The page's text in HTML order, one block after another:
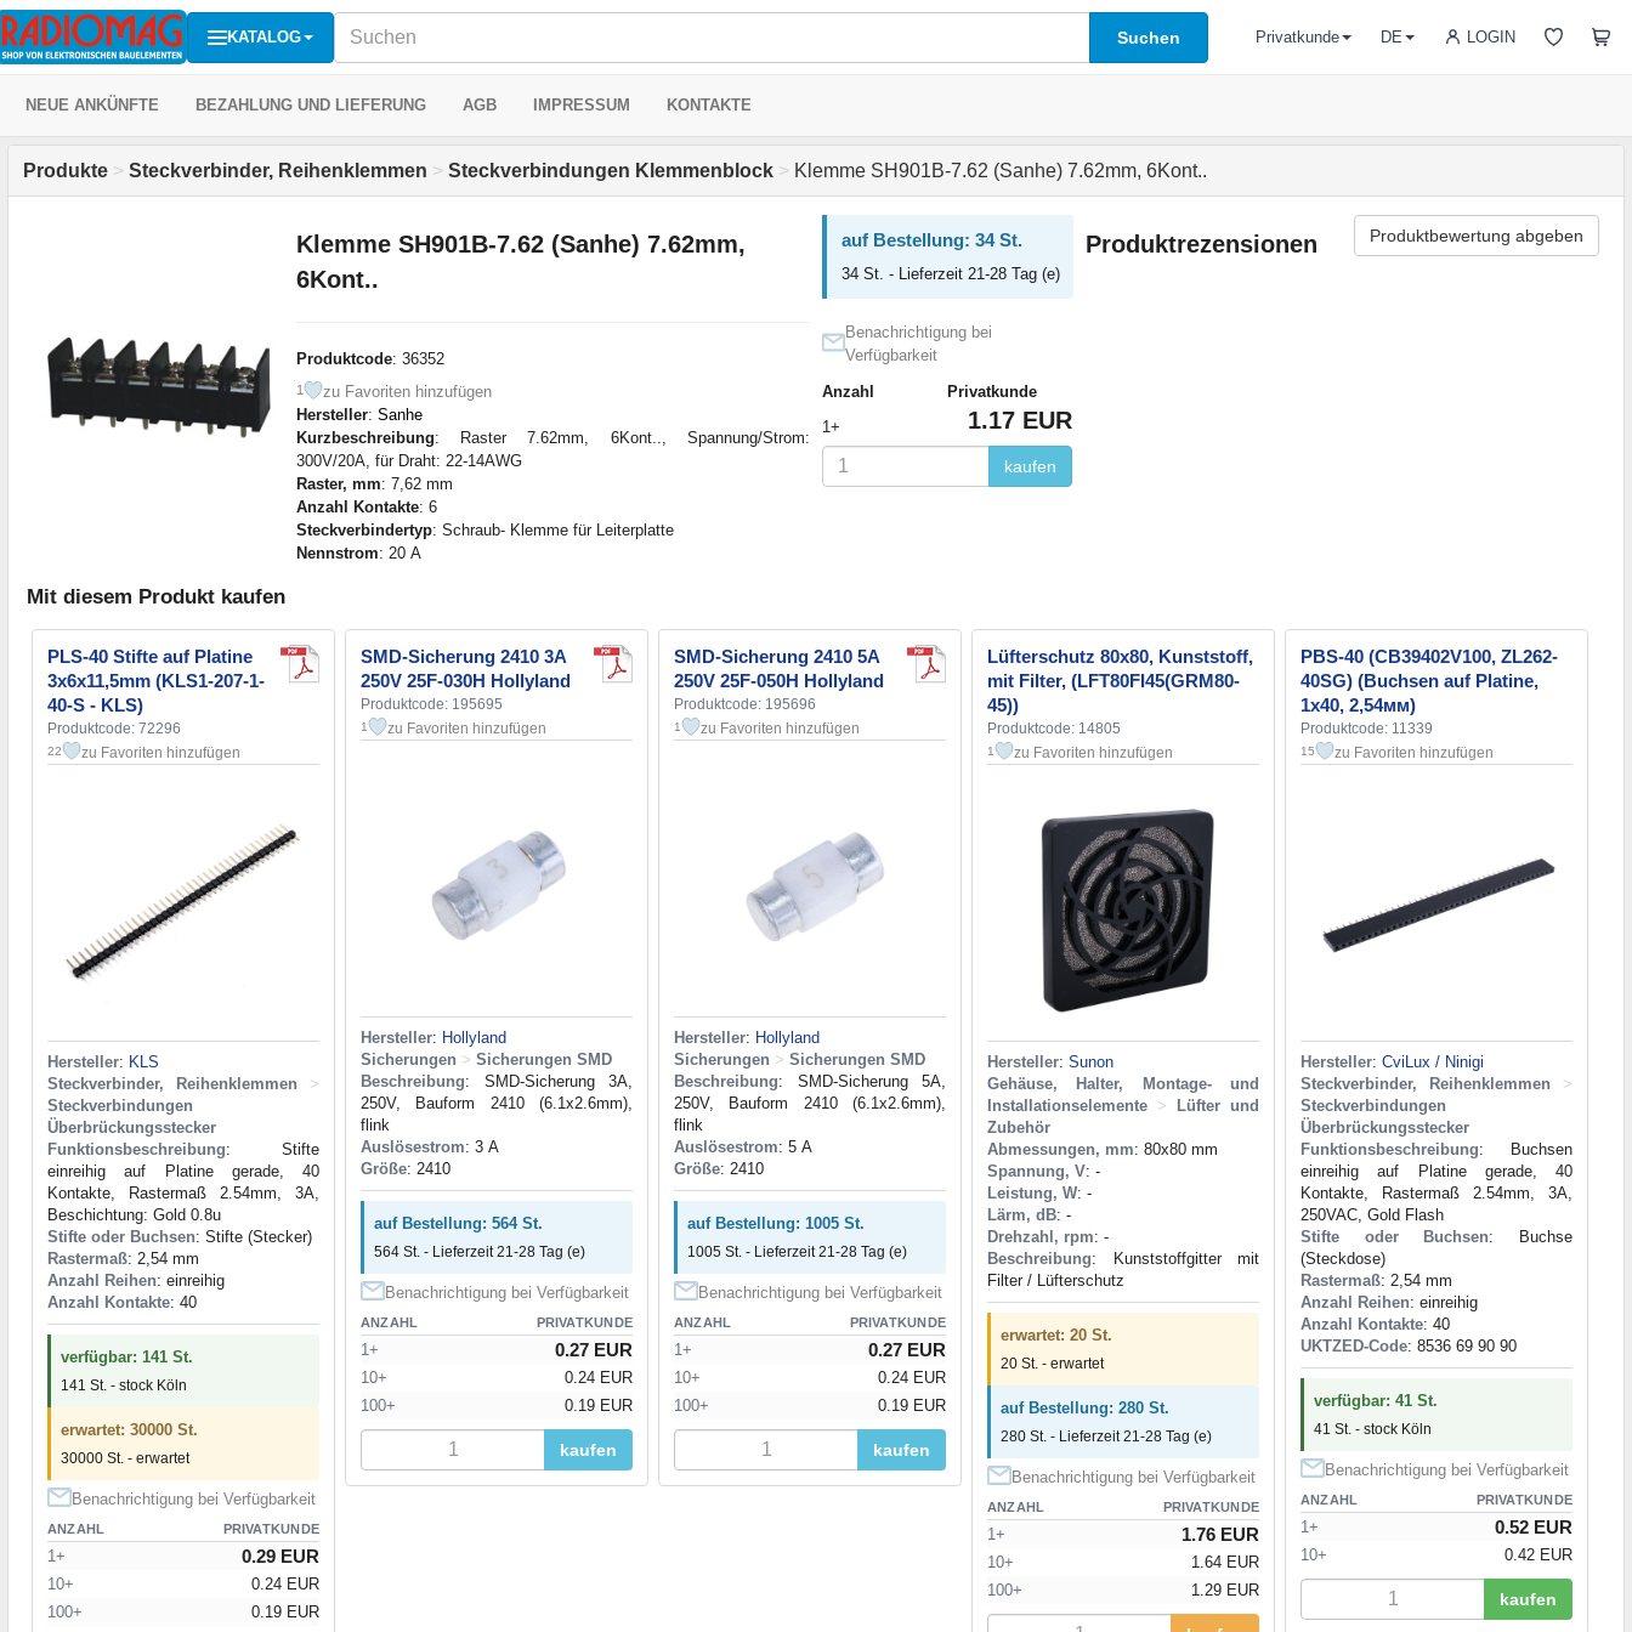
KATALOG Suchen LOGIN
Privatkunde DE
NEUE ANKÜNFTE BEZAHLUNG UND LIEFERUNG AGB IMPRESSUM KONTAKTE
Produkte > Steckverbinder, Reihenklemmen > Steckverbindungen Klemmenblock > Klemme SH901B-7.62 (Sanhe) 7.62mm, 6Kont..
Klemme SH901B-7.62 (Sanhe) 7.62mm,
6Kont..
Produktcode: 36352
1
zu Favoriten hinzufügen
Hersteller: Sanhe
Kurzbeschreibung: Raster 7.62mm, 6Kont.., Spannung/Strom:
300V/20A, für Draht: 22-14AWG
Raster, mm: 7,62 mm
Anzahl Kontakte: 6
Steckverbindertyp: Schraub- Klemme für Leiterplatte
Nennstrom: 20 А
auf Bestellung: 34 St.
34 St. - Lieferzeit 21-28 Tag (e)
Benachrichtigung bei
Verfügbarkeit
Anzahl
Privatkunde
1+
1.17 EUR
kaufen
Produktrezensionen Produktbewertung abgeben
Mit diesem Produkt kaufen
PLS-40 Stifte auf Platine
3x6x11,5mm (KLS1-207-1-
40-S - KLS)
Produktcode: 72296
22 zu Favoriten hinzufügen
Hersteller: KLS
Steckverbinder, Reihenklemmen
>
Steckverbindungen
Überbrückungsstecker
Funktionsbeschreibung: Stifte
einreihig auf Platine gerade, 40
Kontakte, Rastermaß 2.54mm, 3A,
Beschichtung: Gold 0.8u
Stifte oder Buchsen: Stifte (Stecker)
Rastermaß: 2,54 mm
Anzahl Reihen: einreihig
Anzahl Kontakte: 40
verfügbar: 141 St.
141 St. - stock Köln
erwartet: 30000 St.
30000 St. - erwartet
Benachrichtigung bei Verfügbarkeit
ANZAHL PRIVATKUNDE
1+ 0.29 EUR
10+
0.24 EUR
100+
0.19 EUR
SMD-Sicherung 2410 3A
250V 25F-030H Hollyland
Produktcode: 195695
1 zu Favoriten hinzufügen
Hersteller: Hollyland
Sicherungen > Sicherungen SMD
Beschreibung: SMD-Sicherung 3A,
250V, Bauform 2410 (6.1x2.6mm),
flink
Auslösestrom: 3 А
Größe: 2410
auf Bestellung: 564 St.
564 St. - Lieferzeit 21-28 Tag (e)
Benachrichtigung bei Verfügbarkeit
ANZAHL PRIVATKUNDE
1+ 0.27 EUR
10+
0.24 EUR
100+
0.19 EUR
kaufen
SMD-Sicherung 2410 5A
250V 25F-050H Hollyland
Produktcode: 195696
1 zu Favoriten hinzufügen
Hersteller: Hollyland
Sicherungen > Sicherungen SMD
Beschreibung: SMD-Sicherung 5A,
250V, Bauform 2410 (6.1x2.6mm),
flink
Auslösestrom: 5 А
Größe: 2410
auf Bestellung: 1005 St.
1005 St. - Lieferzeit 21-28 Tag (e)
Benachrichtigung bei Verfügbarkeit
ANZAHL PRIVATKUNDE
1+ 0.27 EUR
10+
0.24 EUR
100+
0.19 EUR
kaufen
Lüfterschutz 80x80, Kunststoff,
mit Filter, (LFT80FI45(GRM80-
45))
Produktcode: 14805
1 zu Favoriten hinzufügen
Hersteller: Sunon
Gehäuse, Halter, Montage- und
Installationselemente >
Lüfter und
Zubehör
Abmessungen, mm: 80x80 mm
Spannung, V: -
Leistung, W: -
Lärm, dB: -
Drehzahl, rpm: -
Beschreibung: Kunststoffgitter mit
Filter / Lüfterschutz
erwartet: 20 St.
20 St. - erwartet
auf Bestellung: 280 St.
280 St. - Lieferzeit 21-28 Tag (e)
Benachrichtigung bei Verfügbarkeit
ANZAHL PRIVATKUNDE
1+ 1.76 EUR
10+
1.64 EUR
100+
1.29 EUR
PBS-40 (CB39402V100, ZL262-
40SG) (Buchsen auf Platine,
1х40, 2,54мм)
Produktcode: 11339
15 zu Favoriten hinzufügen
Hersteller: CviLux / Ninigi
Steckverbinder, Reihenklemmen
>
Steckverbindungen
Überbrückungsstecker
Funktionsbeschreibung: Buchsen
einreihig auf Platine gerade, 40
Kontakte, Rastermaß 2.54mm, 3A,
250VAC, Gold Flash
Stifte oder Buchsen: Buchse
(Steckdose)
Rastermaß: 2,54 mm
Anzahl Reihen: einreihig
Anzahl Kontakte: 40
UKTZED-Code: 8536 69 90 90
verfügbar: 41 St.
41 St. - stock Köln
Benachrichtigung bei Verfügbarkeit
ANZAHL PRIVATKUNDE
1+ 0.52 EUR
10+ 0.42 EUR
kaufen